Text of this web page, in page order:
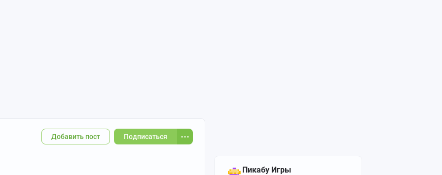
Пикабу Игры
Подписаться
Добавить пост